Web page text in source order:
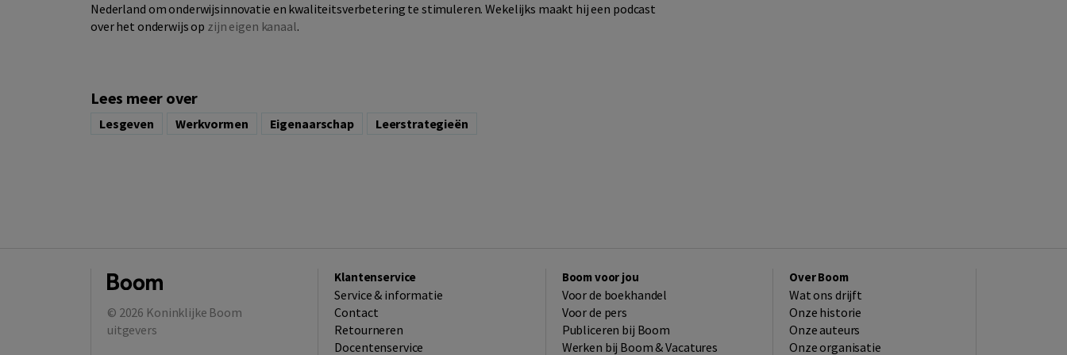
Nederland om onderwijsinnovatie en kwaliteitsverbetering te stimuleren. Wekelijks maakt hij een podcast
over het onderwijs op zijn eigen kanaal.
Lees meer over
Lesgeven Werkvormen eigenaarschap Leerstrategieën
© 2026 Koninklijke Boom
uitgevers
Klantenservice
Service & informatie
Contact
Retourneren
Docentenservice
Boom voor jou
Voor de boekhandel
Voor de pers
Publiceren bij Boom
Werken bij Boom & Vacatures
Over Boom
Wat ons drijft
Onze historie
Onze auteurs
Onze organisatie